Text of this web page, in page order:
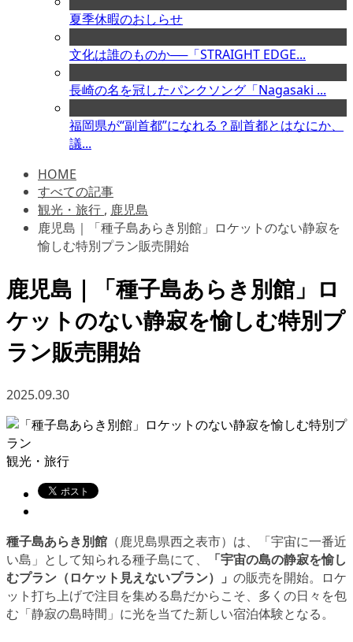
夏季休暇のおしらせ
文化は誰のものか──「STRAIGHT EDGE...
長崎の名を冠したパンクソング「Nagasaki ...
福岡県が“副首都”になれる？副首都とはなにか、
議...
HOME
すべての記事
観光・旅行 , 鹿児島
鹿児島｜「種子島あらき別館」ロケットのない静寂を
愉しむ特別プラン販売開始
鹿児島｜「種子島あらき別館」ロ
ケットのない静寂を愉しむ特別プ
ラン販売開始
2025.09.30
観光・旅行
種子島あらき別館 （鹿児島県西之表市）は、「宇宙に一番近
い島」として知られる種子島にて、
「宇宙の島の静寂を愉し
むプラン（ロケット見えないプラン）」 の販売を開始。ロケ
ット打ち上げで注目を集める島だからこそ、多くの日々を包
む「静寂の島時間」に光を当てた新しい宿泊体験となる。